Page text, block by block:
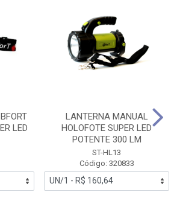
LED
LANTERNA MANUAL
HOLOFOTE SUPER LED
POTENTE 300 LM
ST-HL13
Código: 320833